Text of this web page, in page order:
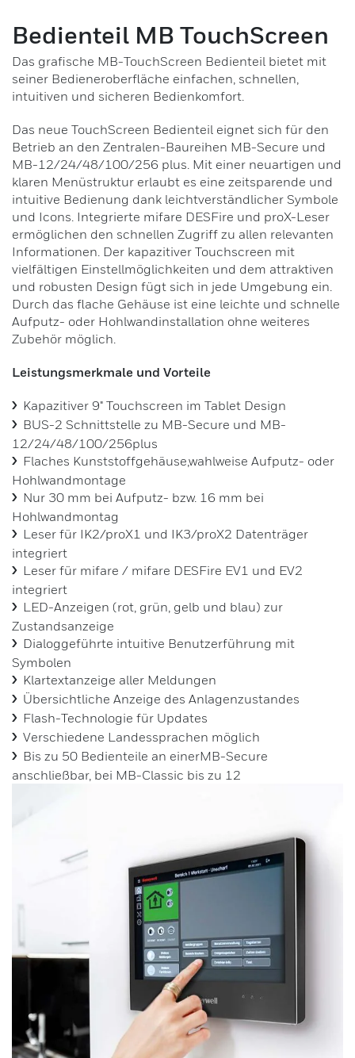
Bedienteil MB TouchScreen
Das grafische MB-TouchScreen Bedienteil bietet mit
seiner Bedieneroberfläche einfachen, schnellen,
intuitiven und sicheren Bedienkomfort.
Das neue TouchScreen Bedienteil eignet sich für den
Betrieb an den Zentralen-Baureihen MB-Secure und
MB-12/24/48/100/256 plus. Mit einer neuartigen und
klaren Menüstruktur erlaubt es eine zeitsparende und
intuitive Bedienung dank leichtverständlicher Symbole
und Icons. Integrierte mifare DESFire und proX-Leser
ermöglichen den schnellen Zugriff zu allen relevanten
Informationen. Der kapazitiver Touchscreen mit
vielfältigen Einstellmöglichkeiten und dem attraktiven
und robusten Design fügt sich in jede Umgebung ein.
Durch das flache Gehäuse ist eine leichte und schnelle
Aufputz- oder Hohlwandinstallation ohne weiteres
Zubehör möglich.
Leistungsmerkmale und Vorteile
Kapazitiver 9" Touchscreen im Tablet Design
BUS-2 Schnittstelle zu MB-Secure und MB-
12/24/48/100/256plus
Flaches Kunststoffgehäuse,wahlweise Aufputz- oder
Hohlwandmontage
Nur 30 mm bei Aufputz- bzw. 16 mm bei
Hohlwandmontag
Leser für IK2/proX1 und IK3/proX2 Datenträger
integriert
Leser für mifare / mifare DESFire EV1 und EV2
integriert
LED-Anzeigen (rot, grün, gelb und blau) zur
Zustandsanzeige
Dialoggeführte intuitive Benutzerführung mit
Symbolen
Klartextanzeige aller Meldungen
Übersichtliche Anzeige des Anlagenzustandes
Flash-Technologie für Updates
Verschiedene Landessprachen möglich
Bis zu 50 Bedienteile an einerMB-Secure
anschließbar, bei MB-Classic bis zu 12
Leser
ID-Träger
Alarmkontakte
Signalgeber
Installationsmaterial
Stand-alone Lösungen
Zutritts-Controller
Elektrische Verriegelungen